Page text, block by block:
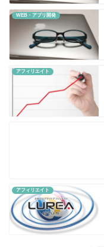
WEB・アプリ開発
アフィリエイト
アフィリエイト